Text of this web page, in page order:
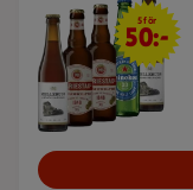
5 för 50 kr
5 för
50:-